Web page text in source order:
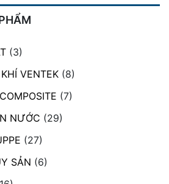
(3)
VENTEK (8)
(7)
NƯỚC (29)
(27)
SẢN (6)